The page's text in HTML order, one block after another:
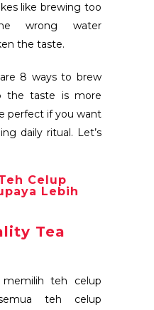
like brewing too
wrong water
the taste.
8 ways to brew
the taste is more
perfect if you want
daily ritual. Let’s
Celup
Lebih
Tea
teh celup
teh celup